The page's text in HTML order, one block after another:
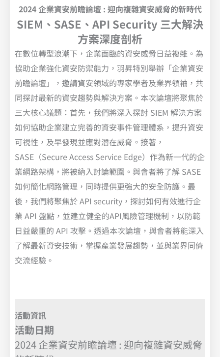
2024 企業資安前瞻論壇 : 迎向複雜資安威脅的新時代
SIEM、SASE、API Security 三大解決
方案深度剖析
在數位轉型浪潮下，企業面臨的資安威脅日益複雜。為
協助企業強化資安防禦能力，羽昇特別舉辦「企業資安
前瞻論壇」，邀請資安領域的專家學者及業界領袖，共
同探討最新的資安趨勢與解決方案。本次論壇將聚焦於
三大核心議題：首先，我們將深入探討 SIEM 解決方案
如何協助企業建立完善的資安事件管理體系，提升資安
可視性，及早發現並應對潛在威脅。接著，
SASE（Secure Access Service Edge）作為新一代的企
業網路架構，將被納入討論範圍。與會者將了解 SASE
如何簡化網路管理，同時提供更強大的安全防護。最
後，我們將聚焦於 API security，探討如何有效進行企
業 API 盤點，並建立健全的API風險管理機制，以防範
日益嚴重的 API 攻擊。透過本次論壇，與會者將能深入
了解最新資安技術，掌握產業發展趨勢，並與業界同儕
交流經驗。
活動資訊
活動日期
2024 企業資安前瞻論壇 : 迎向複雜資安威脅